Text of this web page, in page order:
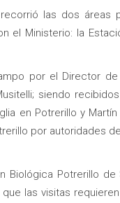
las dos áreas
el Ministerio: la
por el Director de
siendo
en Potrerillo y
por autoridades
Biológica Potrerillo de
las visitas